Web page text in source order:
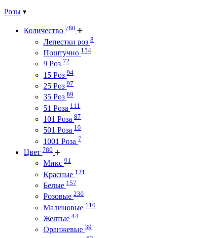
Розы
Количество 780
Лепестки роз 8
Поштучно 154
9 Роз 72
15 Роз 94
25 Роз 97
35 Роз 89
51 Роза 111
101 Роза 87
501 Роза 10
1001 Роза 7
Цвет 780
Микс 91
Красные 121
Белые 157
Розовые 230
Малиновые 110
Желтые 44
Оранжевые 39